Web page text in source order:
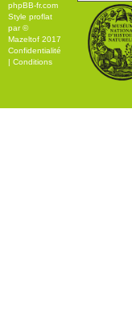
phpBB-fr.com
Style proflat
par ©
Mazeltof 2017
Confidentialité
| Conditions